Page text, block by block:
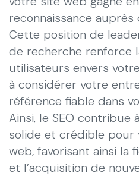
reconnaissance
Cette position de
de recherche renforce
utilisateurs envers
à considérer votre
référence fiable dans
Ainsi, le SEO contribue
solide et crédible pour
web, favorisant ainsi la
et l’acquisition de